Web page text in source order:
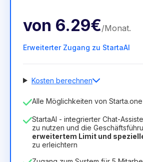
von 6.29€/Monat.
Erweiterter Zugang zu StartaAI
Kosten berechnen
Anzahl der Mitarbeiter
Dauer der Lizenz
12 Months(Rabatt -25%) Vorteilhaft
8.99€ 6.29€ /Monat
Alle Möglichkeiten von
StartaAI - integrierter Chat-
zu nutzen und die
erweitertem Limit und
zu erleichtern